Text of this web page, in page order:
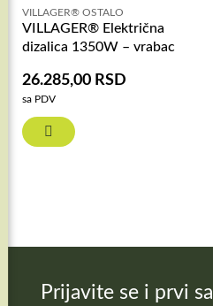
VILLAGER® OSTALO
VILLAGER® Električna
dizalica 1350W – vrabac
26.285,00 RSD
sa PDV
Prijavite se i prvi